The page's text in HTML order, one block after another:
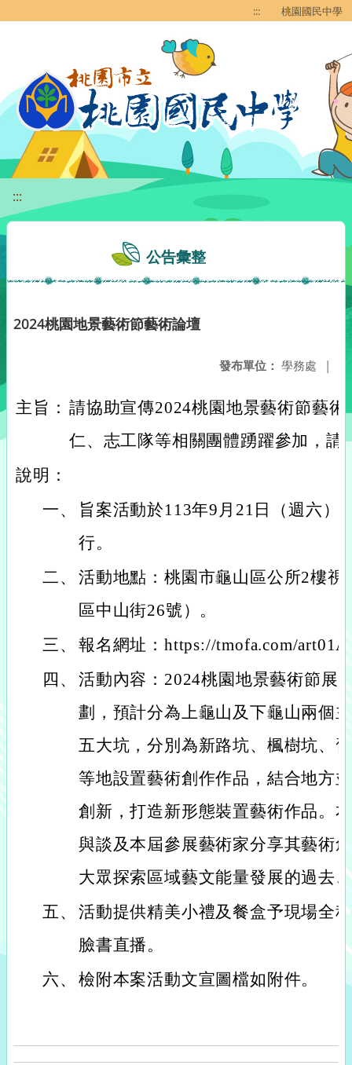
::: 桃園國民中學
:::
公告彙整
2024桃園地景藝術節藝術論壇
發布單位： 學務處 |
主旨： 請協助宣傳2024桃園地景藝術節藝
仁、志工隊等相關團體踴躍參加，請
說明：
一、
旨案活動於113年9月21日（週六）
行。
二、 活動地點：桃園市龜山區公所2樓
區中山街26號）。
三、 報名網址：https://tmofa.com/
四、 活動內容：2024桃園地景藝術節展
劃，預計分為上龜山及下龜山兩個
五大坑，分別為新路坑、楓樹坑、
等地設置藝術創作作品，結合地方
創新，打造新形態裝置藝術作品。
與談及本屆參展藝術家分享其藝術
大眾探索區域藝文能量發展的過去
五、 活動提供精美小禮及餐盒予現場全
臉書直播。
六、 檢附本案活動文宣圖檔如附件。